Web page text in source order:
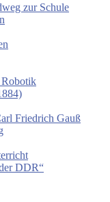
zur Schule
Robotik
Friedrich Gauß
DDR“